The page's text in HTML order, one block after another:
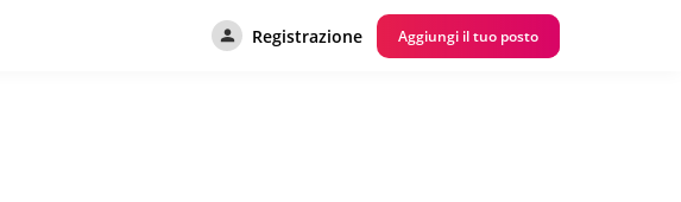
Registrazione
Aggiungi il tuo posto